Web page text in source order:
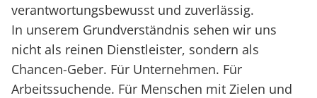
verantwortungsbewusst und zuverlässig.
In unserem Grundverständnis sehen wir uns
nicht als reinen Dienstleister, sondern als
Chancen-Geber. Für Unternehmen. Für
Arbeitssuchende. Für Menschen mit Zielen und